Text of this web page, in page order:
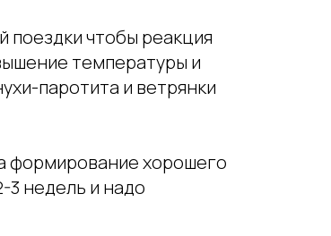
поездки чтобы реакция
температуры и
паротита и ветрянки
формирование хорошего
3 недель и надо